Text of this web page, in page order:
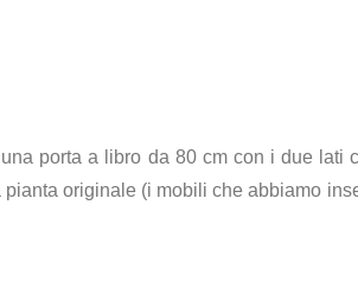
porta a libro da 80 cm con i due lati
originale (i mobili che abbiamo